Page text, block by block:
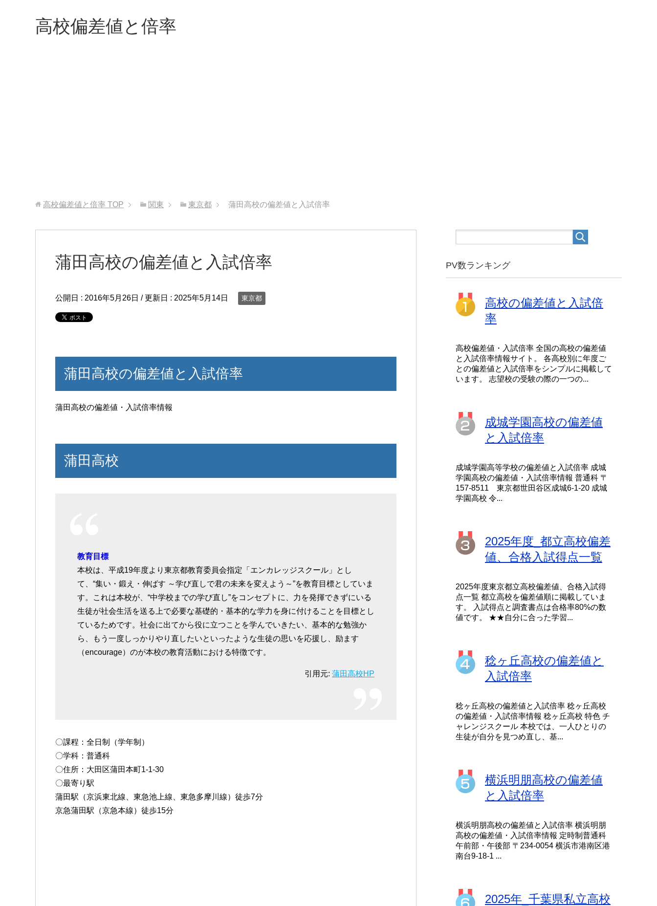
高校偏差値と倍率
高校偏差値と倍率 TOP 関東 東京都 蒲田高校の偏差値と入試倍率
蒲田高校の偏差値と入試倍率
公開日 : 2016年5月26日 / 更新日 : 2025年5月14日 東京都
蒲田高校の偏差値と入試倍率
蒲田高校の偏差値・入試倍率情報
蒲田高校
教育目標
本校は、平成19年度より東京都教育委員会指定「エンカレッジスクール」とし
て、“集い・鍛え・伸ばす ～学び直しで君の未来を変えよう～”を教育目標としていま
す。これは本校が、“中学校までの学び直し”をコンセプトに、力を発揮できずにいる
生徒が社会生活を送る上で必要な基礎的・基本的な学力を身に付けることを目標とし
ているためです。社会に出てから役に立つことを学んでいきたい、基本的な勉強か
ら、もう一度しっかりやり直したいといったような生徒の思いを応援し、励ます
（encourage）のが本校の教育活動における特徴です。
引用元: 蒲田高校HP
〇課程：全日制（学年制）
〇学科：普通科
〇住所：大田区蒲田本町1-1-30
〇最寄り駅
蒲田駅（京浜東北線、東急池上線、東急多摩川線）徒歩7分
京急蒲田駅（京急本線）徒歩15分
PV数ランキング
高校の偏差値と入試倍
率
高校偏差値・入試倍率 全国の高校の偏差値
と入試倍率情報サイト。 各高校別に年度ご
との偏差値と入試倍率をシンプルに掲載して
います。 志望校の受験の際の一つの...
成城学園高校の偏差値
と入試倍率
成城学園高等学校の偏差値と入試倍率 成城
学園高校の偏差値・入試倍率情報 普通科 〒
157-8511 東京都世田谷区成城6-1-20 成城
学園高校 令...
2025年度_都立高校偏差
値、合格入試得点一覧
2025年度東京都立高校偏差値、合格入試得
点一覧 都立高校を偏差値順に掲載していま
す。 入試得点と調査書点は合格率80%の数
値です。 ★★自分に合った学習...
稔ヶ丘高校の偏差値と
入試倍率
稔ヶ丘高校の偏差値と入試倍率 稔ヶ丘高校
の偏差値・入試倍率情報 稔ヶ丘高校 特色 チ
ャレンジスクール 本校では、一人ひとりの
生徒が自分を見つめ直し、基...
横浜明朋高校の偏差値
と入試倍率
横浜明朋高校の偏差値と入試倍率 横浜明朋
高校の偏差値・入試倍率情報 定時制普通科
午前部・午後部 〒234-0054 横浜市港南区港
南台9-18-1 ...
2025年_千葉県私立高校